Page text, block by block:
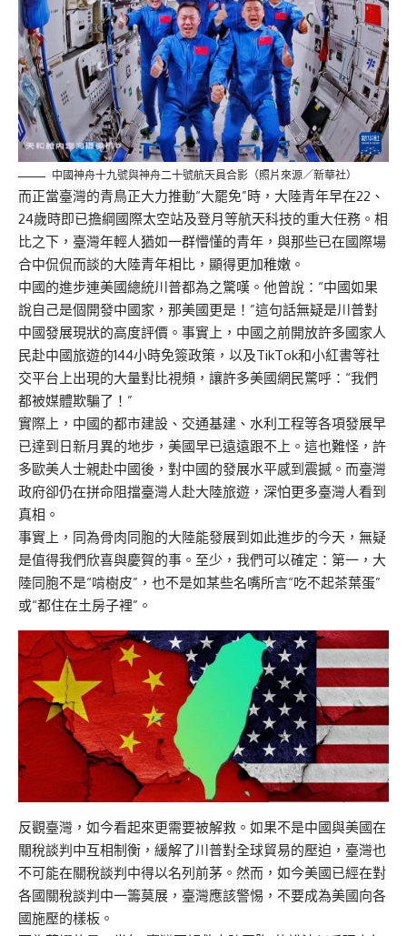
中國神舟十九號與神舟二十號航天員合影（照片來源／新華社）
而正當臺灣的青鳥正大力推動“大罷免”時，大陸青年早在22、
24歲時即已擔綱國際太空站及登月等航天科技的重大任務。相
比之下，臺灣年輕人猶如一群懵懂的青年，與那些已在國際場
合中侃侃而談的大陸青年相比，顯得更加稚嫩。
中國的進步連美國總統川普都為之驚嘆。他曾說：“中國如果
說自己是個開發中國家，那美國更是！”這句話無疑是川普對
中國發展現狀的高度評價。事實上，中國之前開放許多國家人
民赴中國旅遊的144小時免簽政策，以及TikTok和小紅書等社
交平台上出現的大量對比視頻，讓許多美國網民驚呼：“我們
都被媒體欺騙了！”
實際上，中國的都市建設、交通基建、水利工程等各項發展早
已達到日新月異的地步，美國早已遠遠跟不上。這也難怪，許
多歐美人士親赴中國後，對中國的發展水平感到震撼。而臺灣
政府卻仍在拼命阻擋臺灣人赴大陸旅遊，深怕更多臺灣人看到
真相。
事實上，同為骨肉同胞的大陸能發展到如此進步的今天，無疑
是值得我們欣喜與慶賀的事。至少，我們可以確定：第一，大
陸同胞不是“啃樹皮”，也不是如某些名嘴所言“吃不起茶葉蛋”
或“都住在土房子裡”。
反觀臺灣，如今看起來更需要被解救。如果不是中國與美國在
關稅談判中互相制衡，緩解了川普對全球貿易的壓迫，臺灣也
不可能在關稅談判中得以名列前茅。然而，如今美國已經在對
各國關稅談判中一籌莫展，臺灣應該警惕，不要成為美國向各
國施壓的樣板。